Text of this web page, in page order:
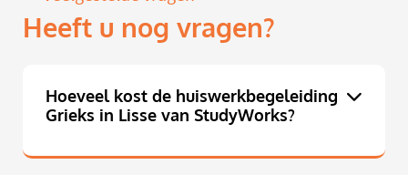
Heeft u nog vragen?
Hoeveel kost de huiswerkbegeleiding
Grieks in Lisse van StudyWorks?